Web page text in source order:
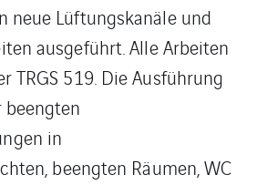
neue Lüftungskanäle und
ausgeführt. Alle Arbeiten
TRGS 519. Die Ausführung
in
beengten Räumen, WC